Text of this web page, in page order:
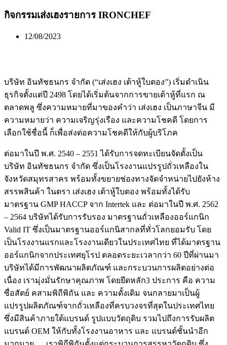
กิจกรรมเส่งเฮงรายการ IRONCHEF
12/08/2023
บริษัท อินทัชธนกร จำกัด (“เส่งเฮง เต้าหู้ใบตอง”) เริ่มดำเนิน
ธุรกิจตั้งแต่ปี 2498 โดยได้เริ่มต้นจากการขายเต้าหู้ที่แรก ณ
ตลาดพลู ซึ่งความหมายที่มาของคำว่า เส่งเฮง เป็นภาษาจีน มี
ความหมายว่า ความเจริญรุ่งเรือง และความโชคดี โดยการ
เลือกใช้ชื่อนี้ ก็เพื่อส่งต่อความโชคดีให้กับผู้บริโภค
ต่อมาในปี พ.ศ. 2540 – 2551 ได้รับการจดทะเบียนจัดตั้งเป็น
บริษัท อินทัชธนกร จำกัด ซึ่งเป็นโรงงานแปรรูปถั่วเหลืองใน
จังหวัดสมุทรสาคร พร้อมทั้งขยายช่องทางจัดจำหน่ายไปยังห้าง
สรรพสินค้า ในตรา เส่งเฮง เต้าหู้ใบตอง พร้อมทั้งได้รับ
มาตรฐาน GMP HACCP จาก Intertek และ ต่อมาในปี พ.ศ. 2562
– 2564 บริษัทได้รับการรับรอง มาตรฐานถั่วเหลืองออร์แกนิก
Valid IT ซึ่งเป็นมาตรฐานออร์แกนิสากลที่ทั่วโลกยอมรับ โดย
เป็นโรงงานแรกและโรงงานเดียวในประเทศไทย ที่ได้มาตรฐาน
ออร์แกนิกจากประเทศยุโรป ตลอดระยะเวลากว่า 60 ปีที่ผ่านมา
บริษัทได้มีการพัฒนาผลิตภัณฑ์ และกระบวนการผลิตอย่างต่อ
เนื่อง เรามุ่งมั่นรักษาคุณภาพ โดยยึดหลัก3 ประการ คือ ความ
ซื่อสัตย์ คสามพิถีพิถัน และ ความดั้งเดิม จนกลายมาเป็นผู้
แปรรูปผลิตภัณฑ์จากถั่วเหลืองที่ครบวงจรที่สุดในประเทศไทย
ซึ่งมีสินค้าภายใต้แบรนด์ รูปแบบวัตถุดิบ รวมไปถึงการรับผลิต
แบรนด์ OEM ให้กับทั้งโรงงานอาหาร และ แบรนด์ชั้นนำอีก